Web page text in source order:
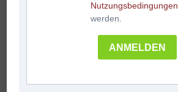
Preis Preis
Nutzungsbedingungen
werden.
ANMELDEN